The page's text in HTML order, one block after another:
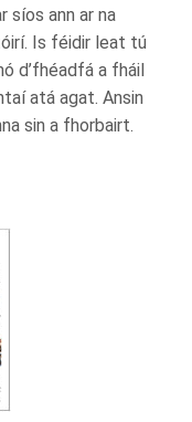
síos ann ar na
Is féidir leat tú
d’fhéadfá a fháil
atá agat. Ansin
sin a fhorbairt.